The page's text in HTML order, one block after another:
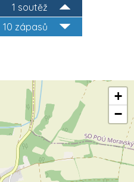
1 soutěž
10 zápasů
+
−